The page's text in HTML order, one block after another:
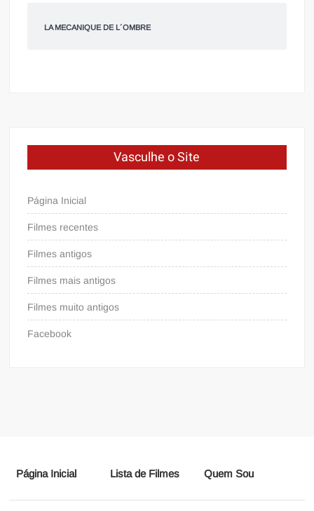
LA MECANIQUE DE L´OMBRE
Vasculhe o Site
Página Inicial
Filmes recentes
Filmes antigos
Filmes mais antigos
Filmes muito antigos
Facebook
Página Inicial Lista de Filmes Quem Sou